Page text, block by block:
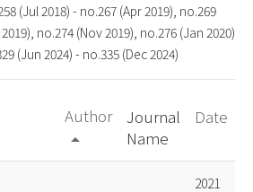
(Jul 2018) - no.267 (Apr 2019), no.269
no.274 (Nov 2019), no.276 (Jan 2020)
(Jun 2024) - no.335 (Dec 2024)
Author
arrow_drop_up
Journal
Name
Date
2021